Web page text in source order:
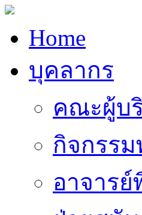
Home
บุคลากร
คณะผู้บ
กิจกรร
อาจารย์